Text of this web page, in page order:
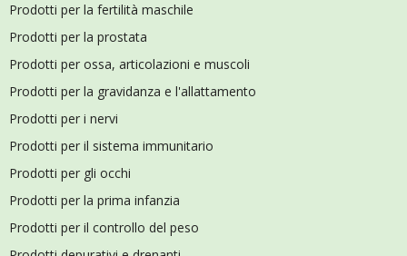
Prodotti per la fertilità maschile
Prodotti per la prostata
Prodotti per ossa, articolazioni e muscoli
Prodotti per la gravidanza e l'allattamento
Prodotti per i nervi
Prodotti per il sistema immunitario
Prodotti per gli occhi
Prodotti per la prima infanzia
Prodotti per il controllo del peso